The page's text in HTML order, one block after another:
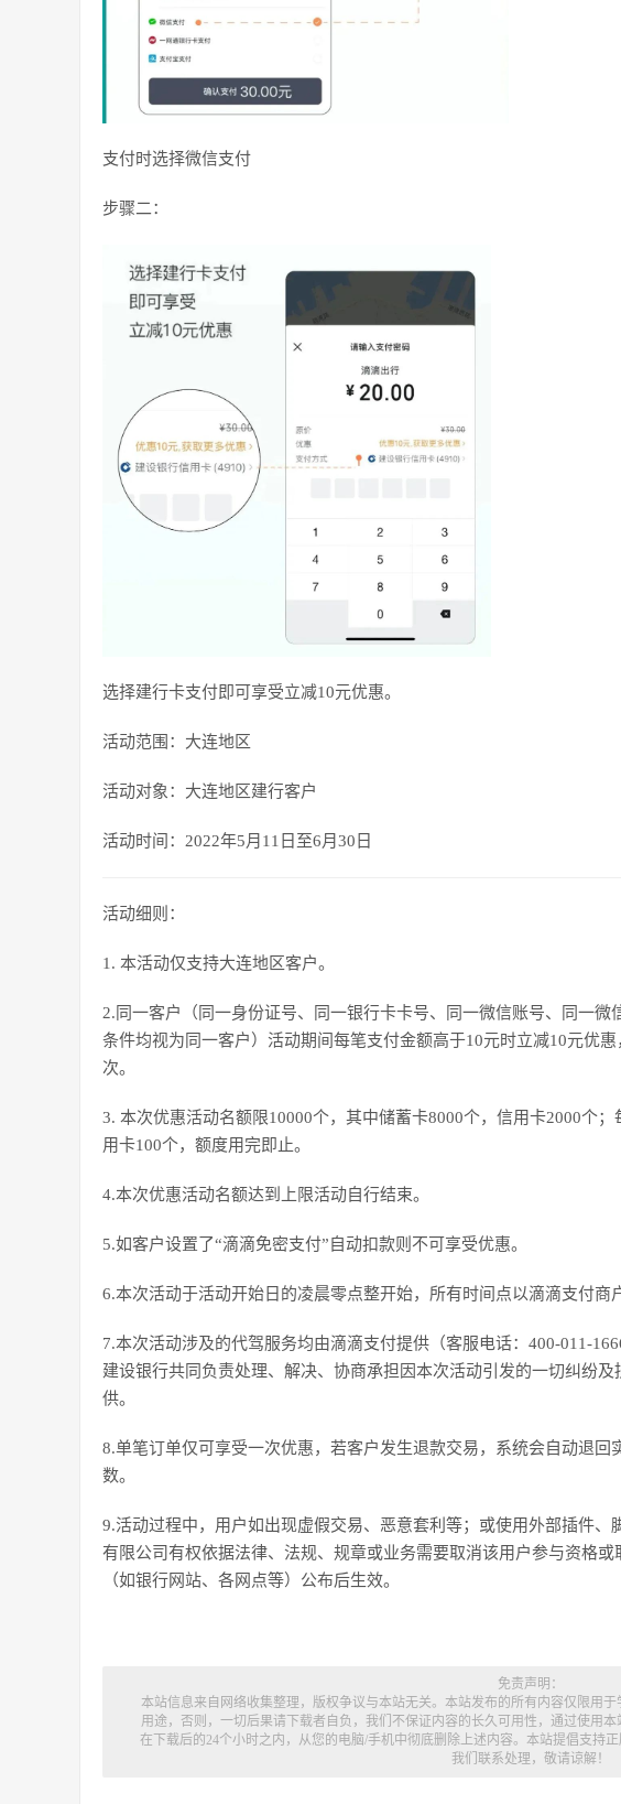
支付时选择微信支付
步骤二：
选择建行卡支付即可享受立减10元优惠。
活动范围：大连地区
活动对象：大连地区建行客户
活动时间：2022年5月11日至6月30日
活动细则：
1. 本活动仅支持大连地区客户。
2.同一客户（同一身份证号、同一银行卡卡号、同一微信账号、同一
条件均视为同一客户）活动期间每笔支付金额高于10元时立减10元优
次。
3. 本次优惠活动名额限10000个，其中储蓄卡8000个，信用卡2000个
用卡100个，额度用完即止。
4.本次优惠活动名额达到上限活动自行结束。
5.如客户设置了“滴滴免密支付”自动扣款则不可享受优惠。
6.本次活动于活动开始日的凌晨零点整开始，所有时间点以滴滴支付商
7.本次活动涉及的代驾服务均由滴滴支付提供（客服电话：400-011-
建设银行共同负责处理、解决、协商承担因本次活动引发的一切纠纷
供。
8.单笔订单仅可享受一次优惠，若客户发生退款交易，系统会自动退
数。
9.活动过程中，用户如出现虚假交易、恶意套利等；或使用外部插件
有限公司有权依据法律、法规、规章或业务需要取消该用户参与资格
（如银行网站、各网点等）公布后生效。
免责声明：
本站信息来自网络收集整理，版权争议与本站无关。本站发布的所有内容仅限用
用途，否则，一切后果请下载者自负，我们不保证内容的长久可用性，通过使用
在下载后的24个小时之内，从您的电脑/手机中彻底删除上述内容。本站提倡支持
我们联系处理，敬请谅解！